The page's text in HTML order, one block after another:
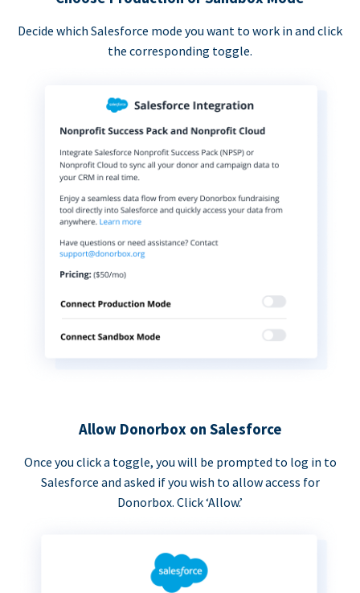
Decide which Salesforce mode you want to work in and click
the corresponding toggle.
Allow Donorbox on Salesforce
Once you click a toggle, you will be prompted to log in to
Salesforce and asked if you wish to allow access for
Donorbox. Click ‘Allow.’